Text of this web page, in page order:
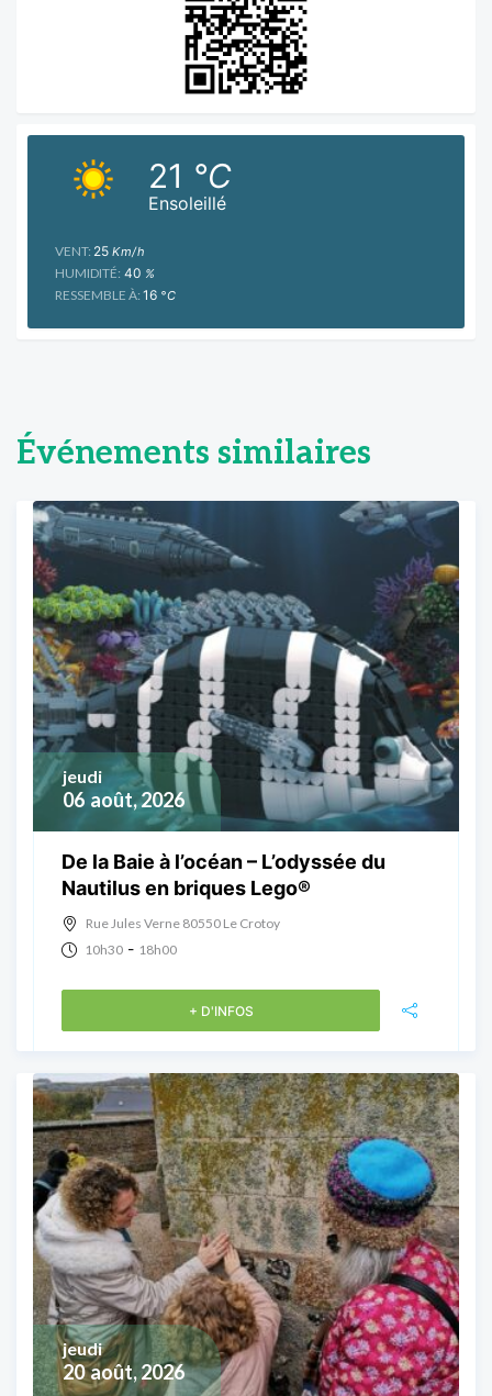
Ensoleillé
21 °C
VENT: 25 Km/h
HUMIDITÉ: 40 %
RESSEMBLE À: 16 °C
Événements similaires
06 août, 2026
jeudi
De la Baie à l’océan – L’odyssée du
Nautilus en briques Lego®
Rue Jules Verne 80550 Le Crotoy
10h30 - 18h00
+ D'INFOS
20 août, 2026
jeudi